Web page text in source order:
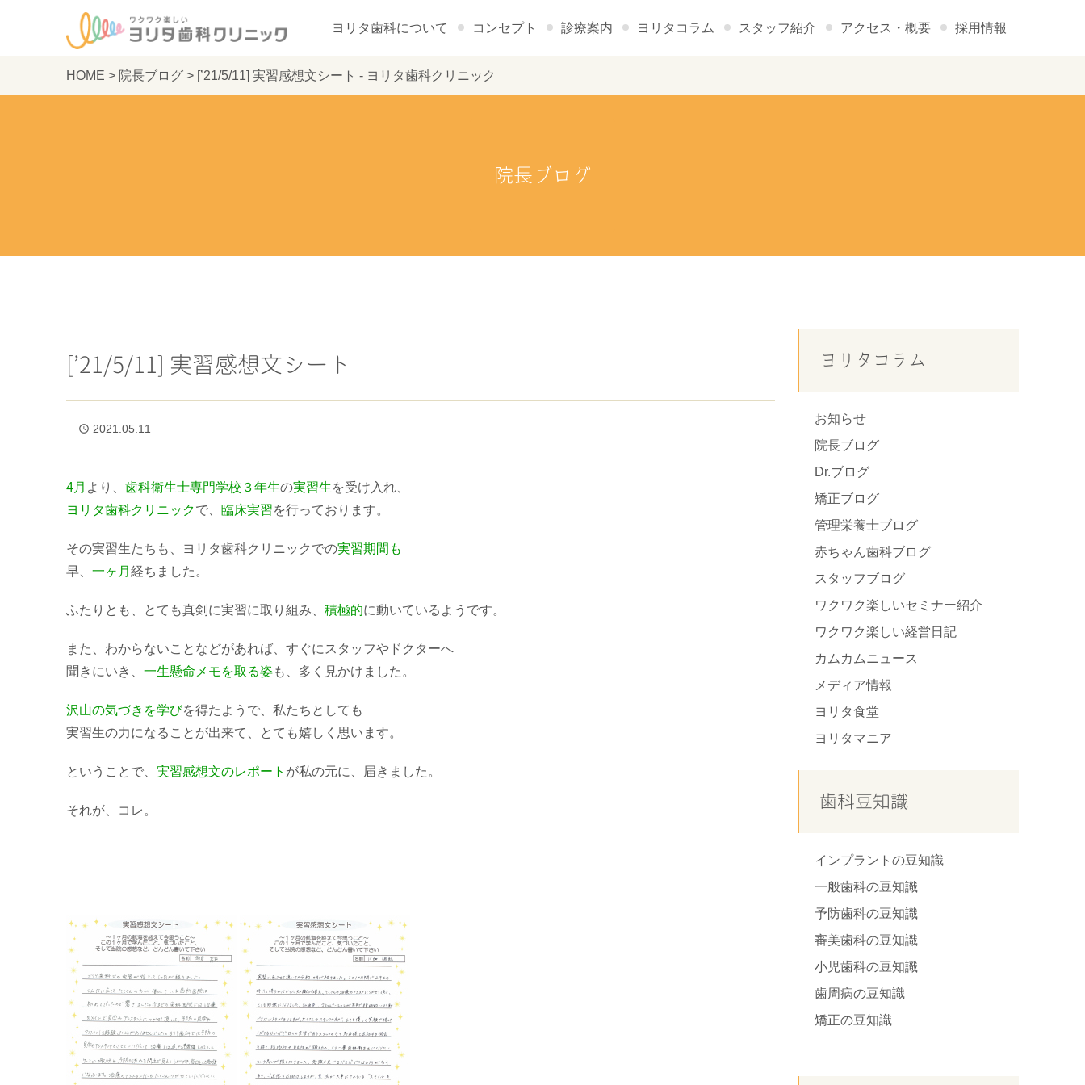
ヨリタ歯科について コンセプト 診療案内 ヨリタコラム スタッフ紹介 アクセス・概要 採用情報
HOME > 院長ブログ > [’21/5/11] 実習感想文シート - ヨリタ歯科クリニック
院長ブログ
[’21/5/11] 実習感想文シート
access_time 2021.05.11
4月 より、 歯科衛生士専門学校 ３年生の実習生を受け入れ、
ヨリタ歯科クリニックで、 臨床実習を行っております。
その実習生たちも、ヨリタ歯科クリニックでの実習期間も
早、 一ヶ月 経ちました。
ふたりとも、とても真剣に実習に取り組み、 積極的に動いているようです。
また、わからないことなどがあれば、すぐにスタッフやドクターへ
聞きにいき、 一生懸命メモを取る姿も、多く見かけました。
沢山の気づきを学びを得たようで、私たちとしても
実習生の力になることが出来て、とても嬉しく思います。
ということで、 実習感想文のレポート が私の元に、届きました。
それが、コレ。
ヨリタコラム
お知らせ
院長ブログ
Dr.ブログ
矯正ブログ
管理栄養士ブログ
赤ちゃん歯科ブログ
スタッフブログ
ワクワク楽しいセミナー紹介
ワクワク楽しい経営日記
カムカムニュース
メディア情報
ヨリタ食堂
ヨリタマニア
歯科豆知識
インプラントの豆知識
一般歯科の豆知識
予防歯科の豆知識
審美歯科の豆知識
小児歯科の豆知識
歯周病の豆知識
矯正の豆知識